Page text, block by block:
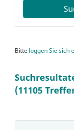
Bitte loggen Sie sich
(11105